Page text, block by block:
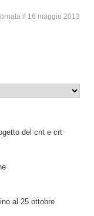
del cnt e crt
al 25 ottobre
il 16 maggio 2013